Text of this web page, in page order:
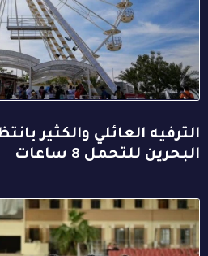
الترفيه العائلي والكثير
البحرين للتحمل 8 ساعات